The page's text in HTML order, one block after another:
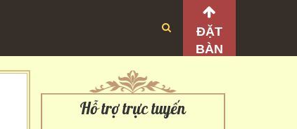
ĐẶT
BÀN
Hỗ trợ trực tuyến